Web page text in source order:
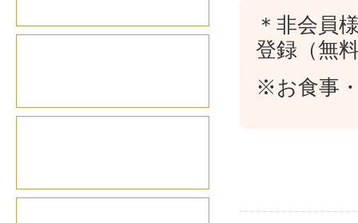
＊非会員
登録（無
※お食事